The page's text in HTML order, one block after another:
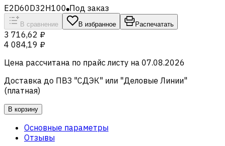
E2D60D32H100 Под заказ
В сравнение В избранное Распечатать
3 716,62 ₽
4 084,19 ₽
Цена рассчитана по прайс листу на 07.08.2026
Доставка до ПВЗ "СДЭК" или "Деловые Линии"
(платная)
В корзину
Основные параметры
Отзывы